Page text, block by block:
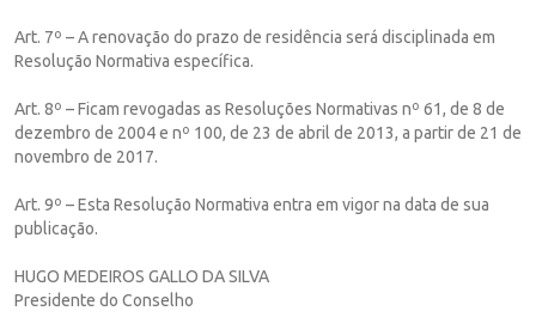
Art. 7º – A renovação do prazo de residência será disciplinada em
Resolução Normativa específica.
Art. 8º – Ficam revogadas as Resoluções Normativas nº 61, de 8 de
dezembro de 2004 e nº 100, de 23 de abril de 2013, a partir de 21 de
novembro de 2017.
Art. 9º – Esta Resolução Normativa entra em vigor na data de sua
publicação.
HUGO MEDEIROS GALLO DA SILVA
Presidente do Conselho